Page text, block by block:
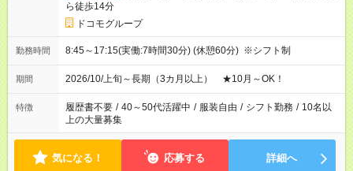
ら徒歩14分
ドコモグループ
勤務時間 8:45～17:15(実働:7時間30分) (休憩60分) ※シフト制
期間 2026/10/上旬～長期（3カ月以上） ★10月～OK！
特徴 履歴書不要 / 40～50代活躍中 / 服装自由 / シフト勤務 / 10名以
上の大量募集
気になる！ 応募する 詳細へ